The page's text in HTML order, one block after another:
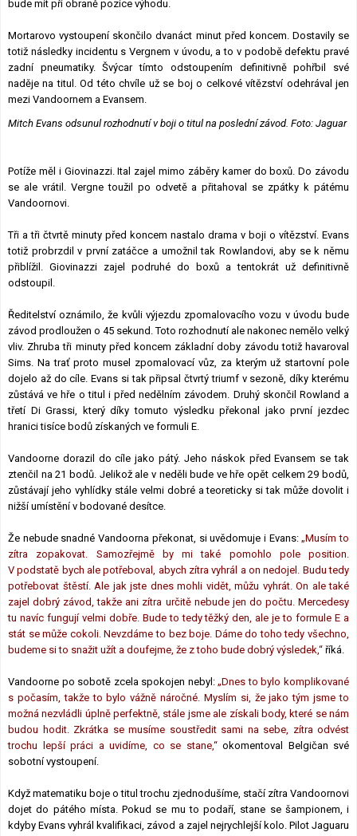
bude mít při obraně pozice výhodu.
Mortarovo vystoupení skončilo dvanáct minut před koncem. Dostavily se
totiž následky incidentu s Vergnem v úvodu, a to v podobě defektu pravé
zadní pneumatiky. Švýcar tímto odstoupením definitivně pohřbil své
naděje na titul. Od této chvíle už se boj o celkové vítězství odehrával jen
mezi Vandoornem a Evansem.
Mitch Evans odsunul rozhodnutí v boji o titul na poslední závod. Foto: Jaguar
Potíže měl i Giovinazzi. Ital zajel mimo záběry kamer do boxů. Do závodu
se ale vrátil. Vergne toužil po odvetě a přitahoval se zpátky k pátému
Vandoornovi.
Tři a tři čtvrtě minuty před koncem nastalo drama v boji o vítězství. Evans
totiž probrzdil v první zatáčce a umožnil tak Rowlandovi, aby se k němu
přiblížil. Giovinazzi zajel podruhé do boxů a tentokrát už definitivně
odstoupil.
Ředitelství oznámilo, že kvůli výjezdu zpomalovacího vozu v úvodu bude
závod prodloužen o 45 sekund. Toto rozhodnutí ale nakonec nemělo velký
vliv. Zhruba tři minuty před koncem základní doby závodu totiž havaroval
Sims. Na trať proto musel zpomalovací vůz, za kterým už startovní pole
dojelo až do cíle. Evans si tak připsal čtvrtý triumf v sezoně, díky kterému
zůstává ve hře o titul i před nedělním závodem. Druhý skončil Rowland a
třetí Di Grassi, který díky tomuto výsledku překonal jako první jezdec
hranici tisíce bodů získaných ve formuli E.
Vandoorne dorazil do cíle jako pátý. Jeho náskok před Evansem se tak
ztenčil na 21 bodů. Jelikož ale v neděli bude ve hře opět celkem 29 bodů,
zůstávají jeho vyhlídky stále velmi dobré a teoreticky si tak může dovolit i
nižší umístění v bodované desítce.
Že nebude snadné Vandoorna překonat, si uvědomuje i Evans:„Musím to
zítra zopakovat. Samozřejmě by mi také pomohlo pole position.
V podstatě bych ale potřeboval, abych zítra vyhrál a on nedojel. Budu tedy
potřebovat štěstí. Ale jak jste dnes mohli vidět, můžu vyhrát. On ale také
zajel dobrý závod, takže ani zítra určitě nebude jen do počtu. Mercedesy
tu navíc fungují velmi dobře. Bude to tedy těžký den, ale je to formule E a
stát se může cokoli. Nevzdáme to bez boje. Dáme do toho tedy všechno,
budeme si to snažit užít a doufejme, že z toho bude dobrý výsledek,“ říká.
Vandoorne po sobotě zcela spokojen nebyl:„Dnes to bylo komplikované
s počasím, takže to bylo vážně náročné. Myslím si, že jako tým jsme to
možná nezvládli úplně perfektně, stále jsme ale získali body, které se nám
budou hodit. Zkrátka se musíme soustředit sami na sebe, zítra odvést
trochu lepší práci a uvidíme, co se stane,“okomentoval Belgičan své
sobotní vystoupení.
Když matematiku boje o titul trochu zjednodušíme, stačí zítra Vandoornovi
dojet do pátého místa. Pokud se mu to podaří, stane se šampionem, i
kdyby Evans vyhrál kvalifikaci, závod a zajel nejrychlejší kolo. Pilot Jaguaru